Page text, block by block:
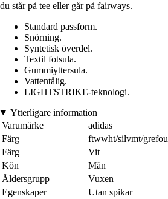
du står på tee eller går på fairways.
Standard passform.
Snörning.
Syntetisk överdel.
Textil fotsula.
Gummiyttersula.
Vattentålig.
LIGHTSTRIKE-teknologi.
Ytterligare information
Varumärke
adidas
Färg
ftwwht/silvmt/grefou
Färg
Vit
Kön
Män
Åldersgrupp
Vuxen
Egenskaper
Utan spikar